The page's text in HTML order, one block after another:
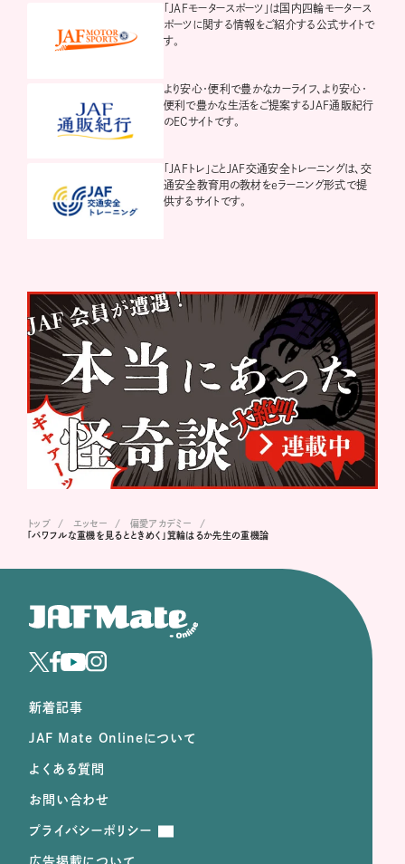
「JAFモータースポーツ」は国内四輪モータース
ポーツに関する情報をご紹介する公式サイトで
す。
より安心・便利で豊かなカーライフ、より安心・
便利で豊かな生活をご提案するJAF通販紀行
のECサイトです。
「JAFトレ」ことJAF交通安全トレーニングは、交
通安全教育用の教材をeラーニング形式で提
供するサイトです。
トップ エッセー
偏愛アカデミー
「パワフルな重機を見るとときめく」箕輪はるか先生の重機論
新着記事
JAF Mate Onlineについて
よくある質問
お問い合わせ
プライバシーポリシー